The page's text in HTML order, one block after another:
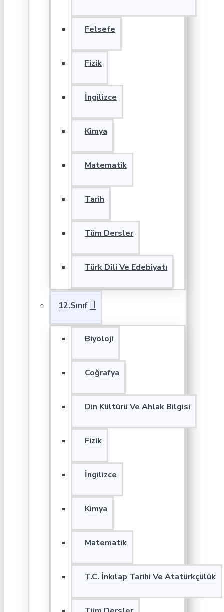
Felsefe
Fizik
İngilizce
Kimya
Matematik
Tarih
Tüm Dersler
Türk Dili Ve Edebiyatı
12.Sınıf
Biyoloji
Coğrafya
Din Kültürü Ve Ahlak Bilgisi
Fizik
İngilizce
Kimya
Matematik
T.C. İnkılap Tarihi Ve Atatürkçülük